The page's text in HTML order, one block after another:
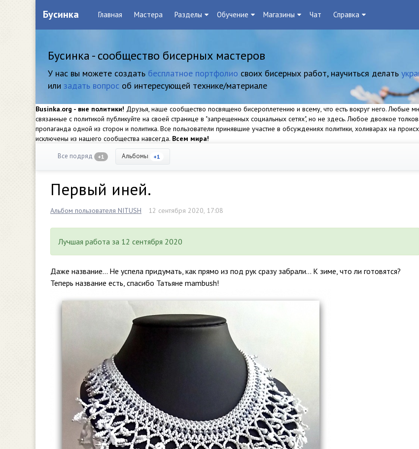
Бусинка Главная Мастера Разделы Обучение Магазины Чат Справка
Бусинка - сообщество бисерных мастеров
У нас вы можете создать бесплатное портфолио своих бисерных работ, научиться делать
или задать вопрос об интересующей технике/материале
Businka.org - вне политики! Друзья, наше сообщество посвящено бисероплетению и всему, что есть вокруг него. Любые
связанные с политикой публикуйте на своей странице в "запрещенных социальных сетях", но не здесь. Любое двоякое
пропаганда одной из сторон и политика. Все пользователи принявшие участие в обсуждениях политики, холиварах на
исключены из нашего сообщества навсегда. Всем мира!
Все подряд +1 Альбомы +1
Первый иней.
Альбом пользователя NITUSH 12 сентября 2020, 17:08
Лучшая работа за 12 сентября 2020
Даже название… Не успела придумать, как прямо из под рук сразу забрали… К зиме, что ли готовятся?
Теперь название есть, спасибо Татьяне mambush!